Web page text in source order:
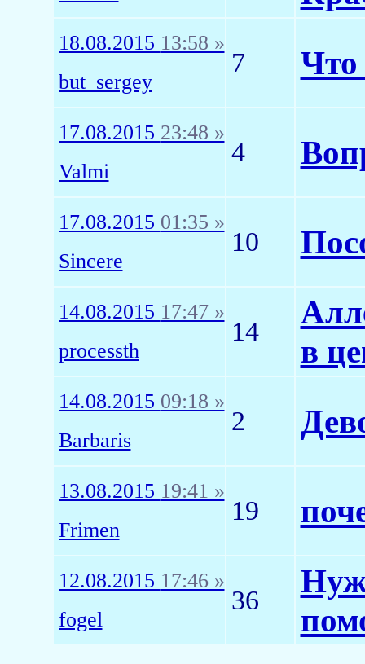
18.08.2015 13:58 »
but_sergey
7 Что
17.08.2015 23:48 »
Valmi
4
17.08.2015 01:35 »
Sincere
10
14.08.2015 17:47 »
processth
14
в
14.08.2015 09:18 »
Barbaris
2
13.08.2015 19:41 »
Frimen
19
12.08.2015 17:46 »
fogel
36